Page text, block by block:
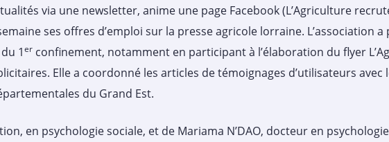
via une newsletter, anime une page Facebook (L’Agriculture
ses offres d’emploi sur la presse agricole lorraine. L’association a
1er confinement, notamment en participant à l’élaboration du flyer
Elle a coordonné les articles de témoignages d’utilisateurs avec
du Grand Est.
en psychologie sociale, et de Mariama N’DAO, docteur en